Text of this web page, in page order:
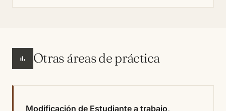
Otras áreas de práctica
Modificación de Estudiante a trabajo,